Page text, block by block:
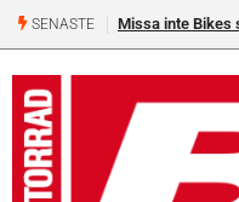
SENASTE Missa inte Bikes